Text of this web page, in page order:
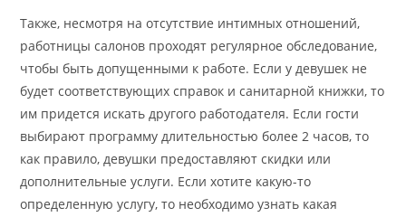
Также, несмотря на отсутствие интимных отношений,
работницы салонов проходят регулярное обследование,
чтобы быть допущенными к работе. Если у девушек не
будет соответствующих справок и санитарной книжки, то
им придется искать другого работодателя. Если гости
выбирают программу длительностью более 2 часов, то
как правило, девушки предоставляют скидки или
дополнительные услуги. Если хотите какую-то
определенную услугу, то необходимо узнать какая